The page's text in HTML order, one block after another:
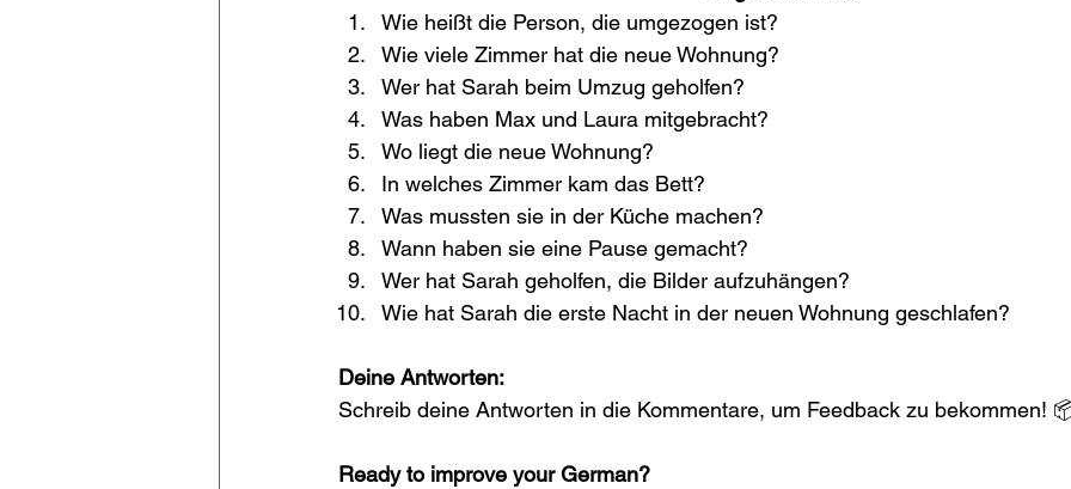
Wie heißt die Person, die umgezogen ist?
Wie viele Zimmer hat die neue Wohnung?
Wer hat Sarah beim Umzug geholfen?
Was haben Max und Laura mitgebracht?
Wo liegt die neue Wohnung?
In welches Zimmer kam das Bett?
Was mussten sie in der Küche machen?
Wann haben sie eine Pause gemacht?
Wer hat Sarah geholfen, die Bilder aufzuhängen?
Wie hat Sarah die erste Nacht in der neuen Wohnung geschlafen?
Deine Antworten:
Schreib deine Antworten in die Kommentare, um Feedback zu bekommen!
Ready to improve your German?